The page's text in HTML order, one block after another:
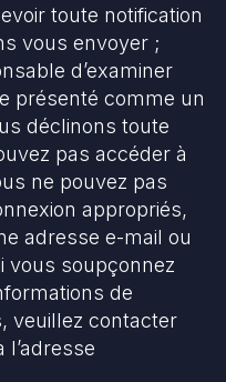
toute notification
vous envoyer ;
d’examiner
présenté comme un
déclinons toute
pas accéder à
ne pouvez pas
appropriés,
adresse e-mail ou
vous soupçonnez
de
veuillez contacter
l’adresse